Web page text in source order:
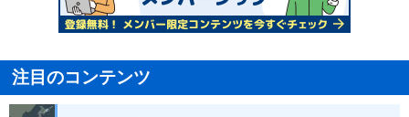
注目のコンテンツ